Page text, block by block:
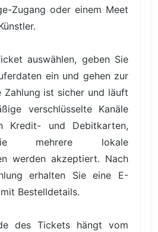
Zugang oder einem Meet
auswählen, geben Sie
ein und gehen zur
Zahlung ist sicher und läuft
verschlüsselte Kanäle
Kredit- und Debitkarten,
mehrere lokale
werden akzeptiert. Nach
erhalten Sie eine E-
Bestelldetails.
des Tickets hängt vom